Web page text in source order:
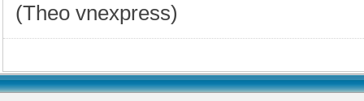
(Theo vnexpress)